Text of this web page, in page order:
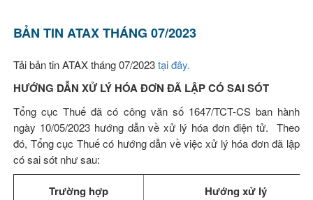
BẢN TIN ATAX THÁNG 07/2023
Tải bản tin ATAX tháng 07/2023tại đây.
HƯỚNG DẪN XỬ LÝ HÓA ĐƠN ĐÃ LẬP CÓ SAI SÓT
Tổng cục Thuế đã có công văn số 1647/TCT-CS ban hành
ngày 10/05/2023 hướng dẫn về xử lý hóa đơn điện tử. Theo
đó, Tổng cục Thuế có hướng dẫn về việc xử lý hóa đơn đã lập
có sai sót như sau:
Trường hợp Hướng xử lý